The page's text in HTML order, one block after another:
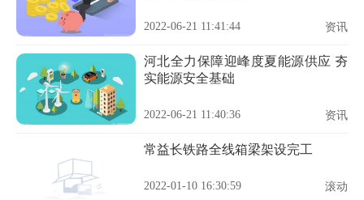
2022-06-21 11:41:44 资讯
河北全力保障迎峰度夏能源供应 夯
实能源安全基础
2022-06-21 11:40:36 资讯
常益长铁路全线箱梁架设完工
2022-01-10 16:30:59 滚动